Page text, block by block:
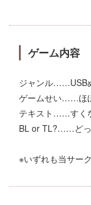
ゲーム内容
ジャンル……USB
ゲームせい……ほ
テキスト……すく
BL or TL?……どっ
※いずれも当サー